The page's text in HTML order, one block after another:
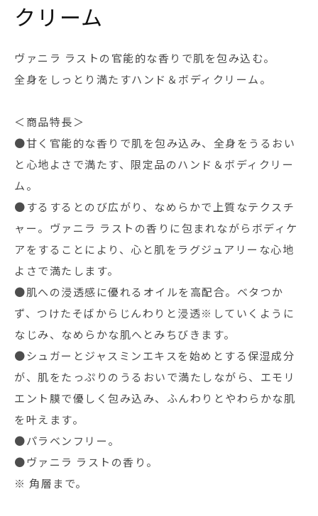
クリーム
ヴァニラ ラストの官能的な香りで肌を包み込む。
全身をしっとり満たすハンド＆ボディクリーム。
＜商品特長＞
●甘く官能的な香りで肌を包み込み、全身をうるおい
と心地よさで満たす、限定品のハンド＆ボディクリー
ム。
●するするとのび広がり、なめらかで上質なテクスチ
ャー。ヴァニラ ラストの香りに包まれながらボディケ
アをすることにより、心と肌をラグジュアリーな心地
よさで満たします。
●肌への浸透感に優れるオイルを高配合。ベタつか
ず、つけたそばからじんわりと浸透※していくように
なじみ、なめらかな肌へとみちびきます。
●シュガーとジャスミンエキスを始めとする保湿成分
が、肌をたっぷりのうるおいで満たしながら、エモリ
エント膜で優しく包み込み、ふんわりとやわらかな肌
を叶えます。
●パラベンフリー。
●ヴァニラ ラストの香り。
※ 角層まで。